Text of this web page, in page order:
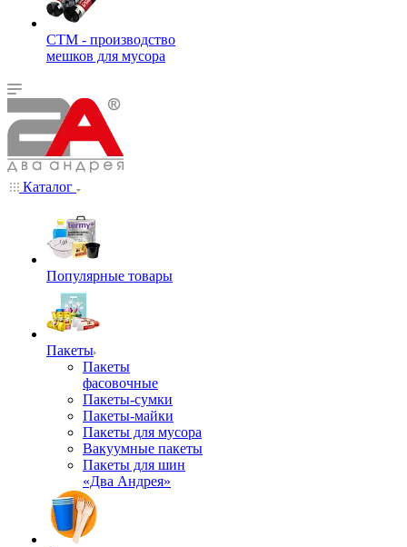
СТМ - производство
мешков для мусора
Каталог
Популярные товары
Пакеты
Пакеты
фасовочные
Пакеты-сумки
Пакеты-майки
Пакеты для мусора
Вакуумные пакеты
Пакеты для шин
«Два Андрея»